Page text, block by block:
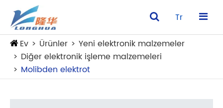
Tr
Ev Ürünler
Yeni elektronik malzemeler
Diğer elektronik işleme malzemeleri
Molibden elektrot